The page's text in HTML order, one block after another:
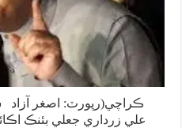
ڪراچي(رپورٽ: اصغر آزاد
علي زرداري جعلي بئنڪ